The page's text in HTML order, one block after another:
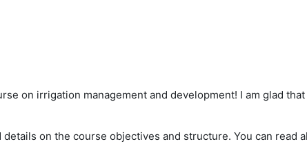
on irrigation management and development! I am glad
on the course objectives and structure. You can read